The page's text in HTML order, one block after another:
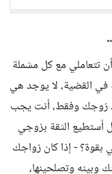
تتعاملي مع كل مشملة
في القضية، لا يوجد هي
زوجك وفقط، أنت يجب
الثقة بزوجي
- إذا كان زواجك
وبينه وتصلحينها،